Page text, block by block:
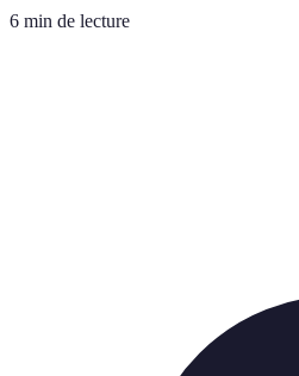
6 min de lecture